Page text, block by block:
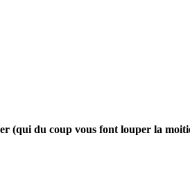
(qui du coup vous font louper la